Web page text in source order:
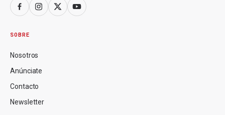
SOBRE
Nosotros
Anúnciate
Contacto
Newsletter